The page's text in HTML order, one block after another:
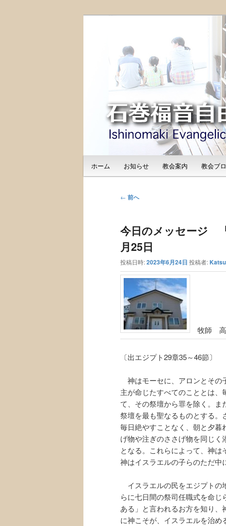
石巻福音自由
Free Church）
日本福音自由教会の有志による
ホーム お知らせ 教会案内 教会ブ
投
ビ
ゲ
ー
シ
ョ
← 前へ
今日のメッセージ
月25日
投稿日時:2023年6月24日 投稿者:
牧師 高
〔出エジプト29章35～46節〕
神はモーセに、アロンとその
主が命じたすべてのこととは
て、その祭壇から罪を除く。ま
祭壇を最も聖なるものとする。
毎日絶やすことなく、朝と夕暮
げ物や注ぎのささげ物を同じ
となる。これらによって、神は
神はイスラエルの子らのただ中
イスラエルの民をエジプトの
らに七日間の祭司任職式を命
ある」と言われるお方を知り
に神こそが、イスラエルを治